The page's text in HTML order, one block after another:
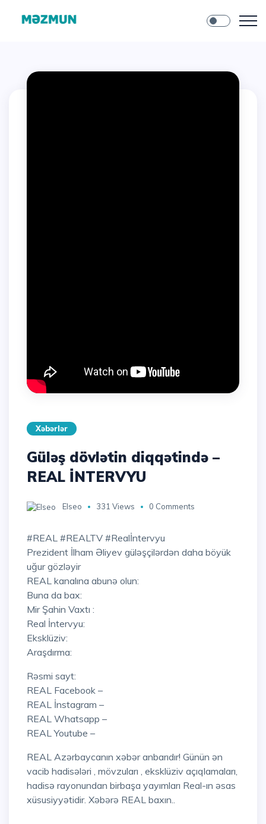
Xəbərlər
Güləş dövlətin diqqətində –
REAL İNTERVYU
Elseo 331 Views 0 Comments
#REAL #REALTV #Realİntervyu
Prezident İlham Əliyev güləşçilərdən daha böyük
uğur gözləyir
REAL kanalına abunə olun:
Buna da bax:
Mir Şahin Vaxtı :
Real İntervyu:
Eksklüziv:
Araşdırma:
Rəsmi sayt:
REAL Facebook –
REAL İnstagram –
REAL Whatsapp –
REAL Youtube –
REAL Azərbaycanın xəbər anbarıdır! Günün ən
vacib hadisələri , mövzuları , eksklüziv açıqlamaları,
hadisə rayonundan birbaşa yayımları Real-ın əsas
xüsusiyyətidir. Xəbərə REAL baxın..